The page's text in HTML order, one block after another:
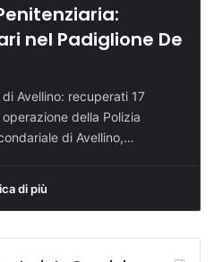
nel Padiglione De
Avellino: recuperati 17
della Polizia
di Avellino,…
di più